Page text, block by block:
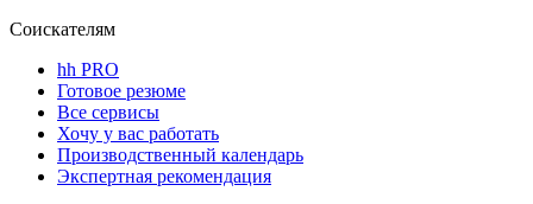
Соискателям
hh PRO
Готовое резюме
Все сервисы
Хочу у вас работать
Производственный календарь
Экспертная рекомендация